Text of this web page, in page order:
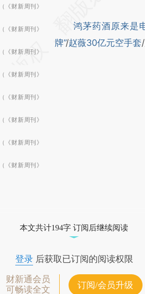
《财新周刊》
《财新周刊》
《财新周刊》
《财新周刊》
《财新周刊》
《财新周刊》
《财新周刊》
《财新周刊》
鸿茅药酒原来是
牌”/赵薇30亿元空手套
本文共计194字 订阅后继续阅读
登录后获取已订阅的阅读权限
财新通会员
可畅读全文
订阅/会员升级